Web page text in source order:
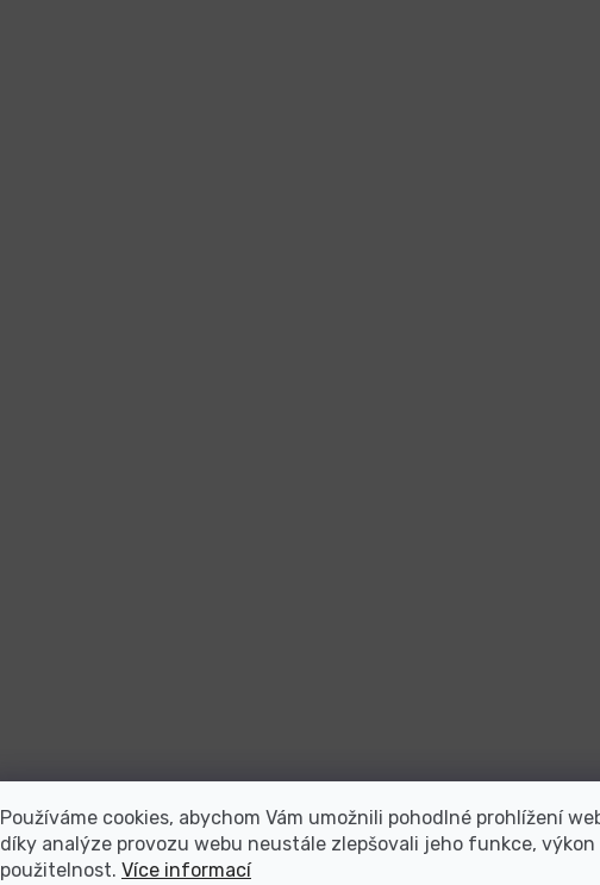
Používáme cookies, abychom Vám umožnili pohodlné prohlížení
díky analýze provozu webu neustále zlepšovali jeho funkce, výkon
použitelnost. Více informací